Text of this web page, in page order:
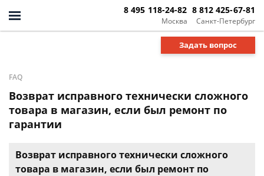
Москва
8 495 118-24-82
Санкт-Петербург
8 812 425-67-81
Задать вопрос
FAQ
Возврат исправного технически сложного
товара в магазин, если был ремонт по
гарантии
Возврат исправного технически сложного
товара в магазин, если был ремонт по